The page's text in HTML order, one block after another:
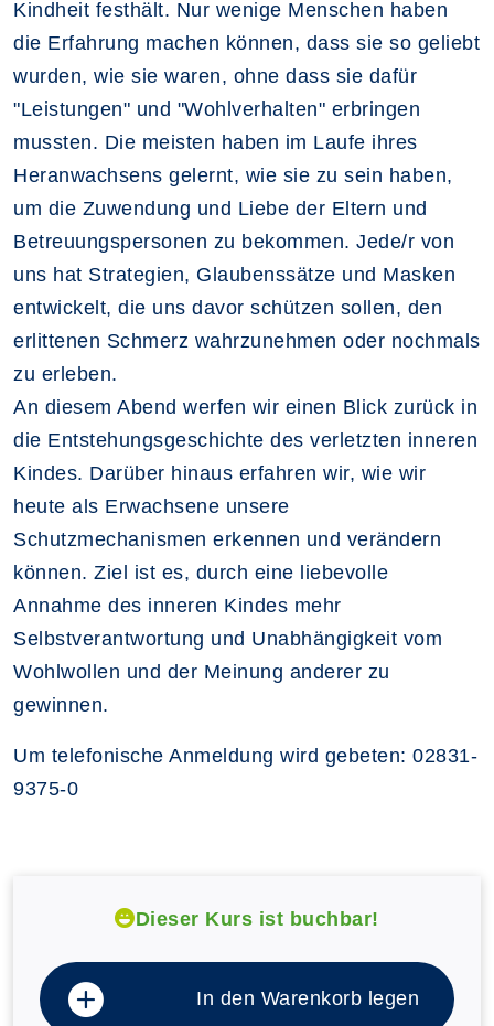
Kindheit festhält. Nur wenige Menschen haben
die Erfahrung machen können, dass sie so geliebt
wurden, wie sie waren, ohne dass sie dafür
"Leistungen" und "Wohlverhalten" erbringen
mussten. Die meisten haben im Laufe ihres
Heranwachsens gelernt, wie sie zu sein haben,
um die Zuwendung und Liebe der Eltern und
Betreuungspersonen zu bekommen. Jede/r von
uns hat Strategien, Glaubenssätze und Masken
entwickelt, die uns davor schützen sollen, den
erlittenen Schmerz wahrzunehmen oder nochmals
zu erleben.
An diesem Abend werfen wir einen Blick zurück in
die Entstehungsgeschichte des verletzten inneren
Kindes. Darüber hinaus erfahren wir, wie wir
heute als Erwachsene unsere
Schutzmechanismen erkennen und verändern
können. Ziel ist es, durch eine liebevolle
Annahme des inneren Kindes mehr
Selbstverantwortung und Unabhängigkeit vom
Wohlwollen und der Meinung anderer zu
gewinnen.
Um telefonische Anmeldung wird gebeten: 02831-
9375-0
Dieser Kurs ist buchbar!
In den Warenkorb legen